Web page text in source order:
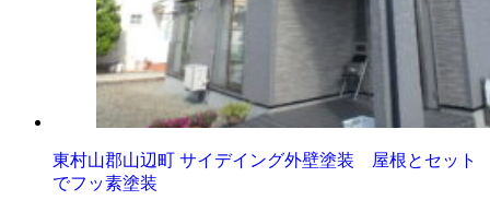
東村山郡山辺町 サイデイング外壁塗装 屋根とセット
でフッ素塗装